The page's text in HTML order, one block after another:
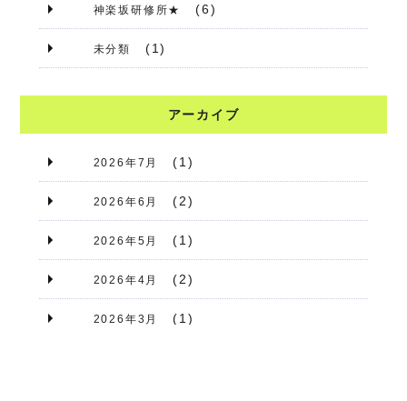
神楽坂研修所★ (6)
未分類 (1)
アーカイブ
2026年7月 (1)
2026年6月 (2)
2026年5月 (1)
2026年4月 (2)
2026年3月 (1)